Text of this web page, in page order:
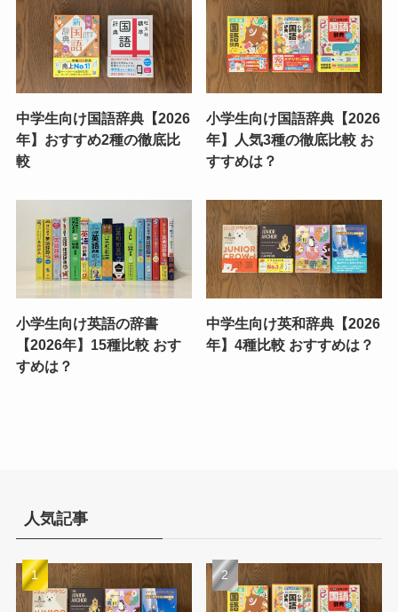
中学生向け国語辞典【2026
年】おすすめ2種の徹底比
較
小学生向け国語辞典【2026
年】人気3種の徹底比較 お
すすめは？
小学生向け英語の辞書
【2026年】15種比較 おす
すめは？
中学生向け英和辞典【2026
年】4種比較 おすすめは？
人気記事